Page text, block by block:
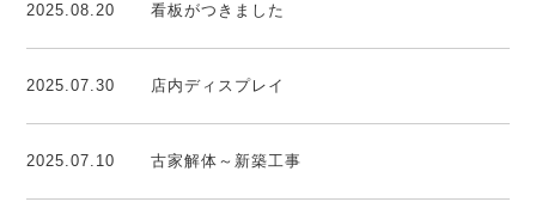
2025.08.20 看板がつきました
2025.07.30 店内ディスプレイ
2025.07.10 古家解体～新築工事